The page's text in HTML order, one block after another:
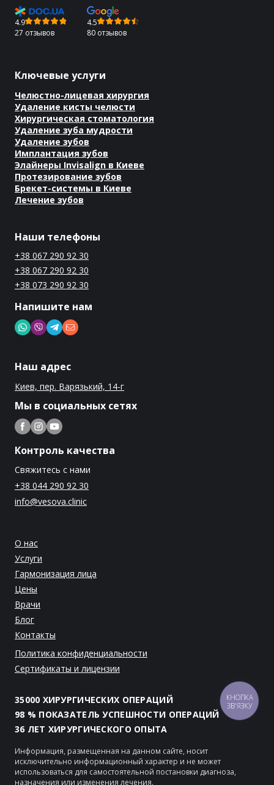
4.9
27 отзывов
4.5
80 отзывов
Ключевые услуги
Челюстно-лицевая хирургия
Удаление кисты челюсти
Хирургическая стоматология
Удаление зуба мудрости
Удаление зубов
Имплантация зубов
Элайнеры Invisalign в Киеве
Протезирование зубов
Брекет-системы в Киеве
Лечение зубов
Наши телефоны
+38 067 290 92 30
+38 067 290 92 30
+38 073 290 92 30
Напишите нам
Наш адрес
Киев, пер. Варязький, 14-г
Мы в социальных сетях
Контроль качества
Свяжитесь с нами
+38 044 290 92 30
info@vesova.clinic
О нас
Услуги
Гармонизация лица
Цены
Врачи
Блог
Контакты
Политика конфиденциальности
Сертификаты и лицензии
35000 ХИРУРГИЧЕСКИХ ОПЕРАЦИЙ
98 % ПОКАЗАТЕЛЬ УСПЕШНОСТИ ОПЕРАЦИЙ
36 ЛЕТ ХИРУРГИЧЕСКОГО ОПЫТА
Информация, размещенная на данном сайте, носит
исключительно информационный характер и не может
использоваться для самостоятельной постановки диагноза,
назначения или изменения лечения.
КНОПКА
ЗВ'ЯЗКУ